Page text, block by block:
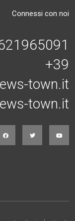
Connessi con noi
+39
town.it
town.it